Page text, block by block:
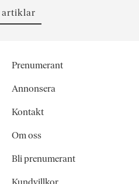
artiklar
Prenumerant
Annonsera
Kontakt
Om oss
Bli prenumerant